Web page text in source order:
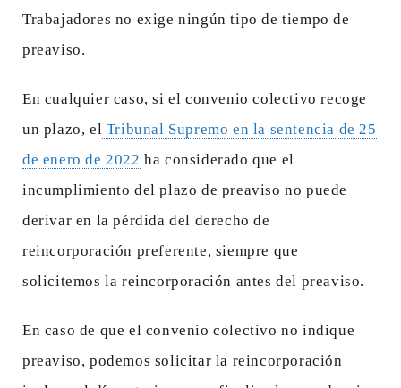
Trabajadores no exige ningún tipo de tiempo de
preaviso.
En cualquier caso, si el convenio colectivo recoge
un plazo, el Tribunal Supremo en la sentencia de 25
de enero de 2022 ha considerado que el
incumplimiento del plazo de preaviso no puede
derivar en la pérdida del derecho de
reincorporación preferente, siempre que
solicitemos la reincorporación antes del preaviso.
En caso de que el convenio colectivo no indique
preaviso, podemos solicitar la reincorporación